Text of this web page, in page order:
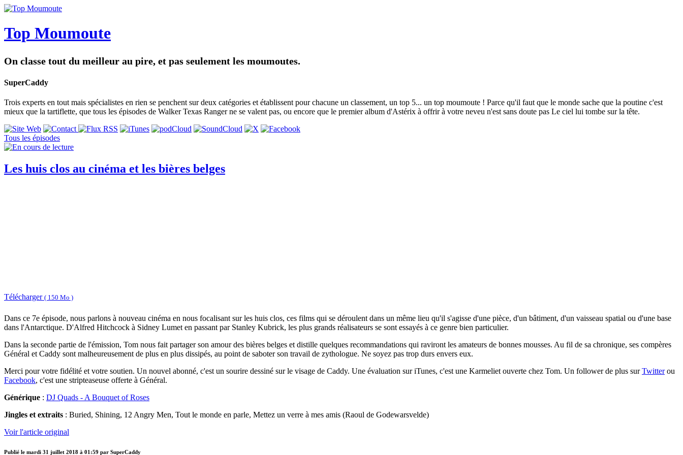
Top Moumoute
On classe tout du meilleur au pire, et pas seulement les moumoutes.
SuperCaddy
Trois experts en tout mais spécialistes en rien se penchent sur deux catégories et établissent pour chacune un classement, un top 5... un top moumoute ! Parce qu'il faut que le monde sache que la poutine c'est
mieux que la tartiflette, que tous les épisodes de Walker Texas Ranger ne se valent pas, ou encore que le premier album d'Astérix à offrir à votre neveu n'est sans doute pas Le ciel lui tombe sur la tête.
Tous les épisodes
Les huis clos au cinéma et les bières belges
Télécharger ( 150 Mo )
Dans ce 7e épisode, nous parlons à nouveau cinéma en nous focalisant sur les huis clos, ces films qui se déroulent dans un même lieu qu'il s'agisse d'une pièce, d'un bâtiment, d'un vaisseau spatial ou d'une base
dans l'Antarctique. D'Alfred Hitchcock à Sidney Lumet en passant par Stanley Kubrick, les plus grands réalisateurs se sont essayés à ce genre bien particulier.
Dans la seconde partie de l'émission, Tom nous fait partager son amour des bières belges et distille quelques recommandations qui raviront les amateurs de bonnes mousses. Au fil de sa chronique, ses compères
Général et Caddy sont malheureusement de plus en plus dissipés, au point de saboter son travail de zythologue. Ne soyez pas trop durs envers eux.
Merci pour votre fidélité et votre soutien. Un nouvel abonné, c'est un sourire dessiné sur le visage de Caddy. Une évaluation sur iTunes, c'est une Karmeliet ouverte chez Tom. Un follower de plus surTwitterou
Facebook, c'est une stripteaseuse offerte à Général.
Générique : DJ Quads - A Bouquet of Roses
Jingles et extraits : Buried, Shining, 12 Angry Men, Tout le monde en parle, Mettez un verre à mes amis (Raoul de Godewarsvelde)
Voir l'article original
Publié le mardi 31 juillet 2018 à 01:59 par SuperCaddy